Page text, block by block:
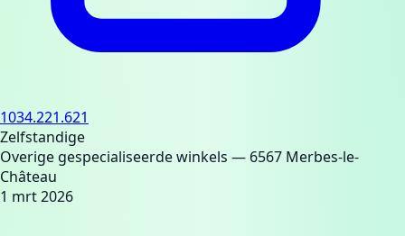
1034.221.621
Zelfstandige
Overige gespecialiseerde winkels — 6567 Merbes-le-
Château
1 mrt 2026